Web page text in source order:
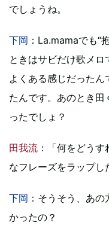
でしょうね。
下岡 ：La.mamaでも“
ときはサビだけ歌メロ
よくある感じだった
たんです。あのとき
ったでしょ？
田我流 ：「何をどう
なフレーズをラップし
下岡 ：そうそう、あ
かったの？